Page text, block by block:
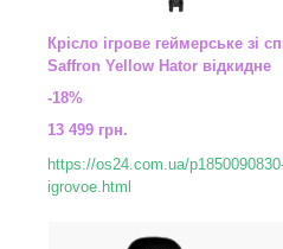
Крісло ігрове геймерське зі
Saffron Yellow Hator відкидне
-18%
13 499 грн.
https://os24.com.ua/
igrovoe.html